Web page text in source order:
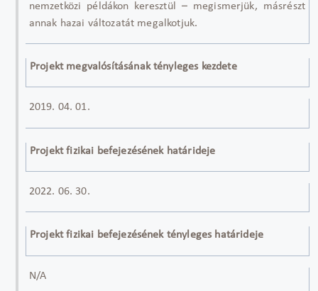
nemzetközi példákon keresztül – megismerjük, másrészt
annak hazai változatát megalkotjuk.
Projekt megvalósításának tényleges kezdete
2019. 04. 01.
Projekt fizikai befejezésének határideje
2022. 06. 30.
Projekt fizikai befejezésének tényleges határideje
N/A